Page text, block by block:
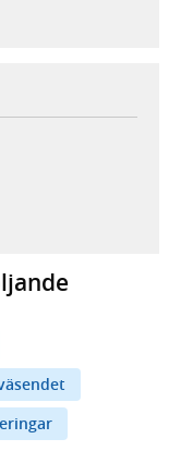
webbplats,
webbplats,